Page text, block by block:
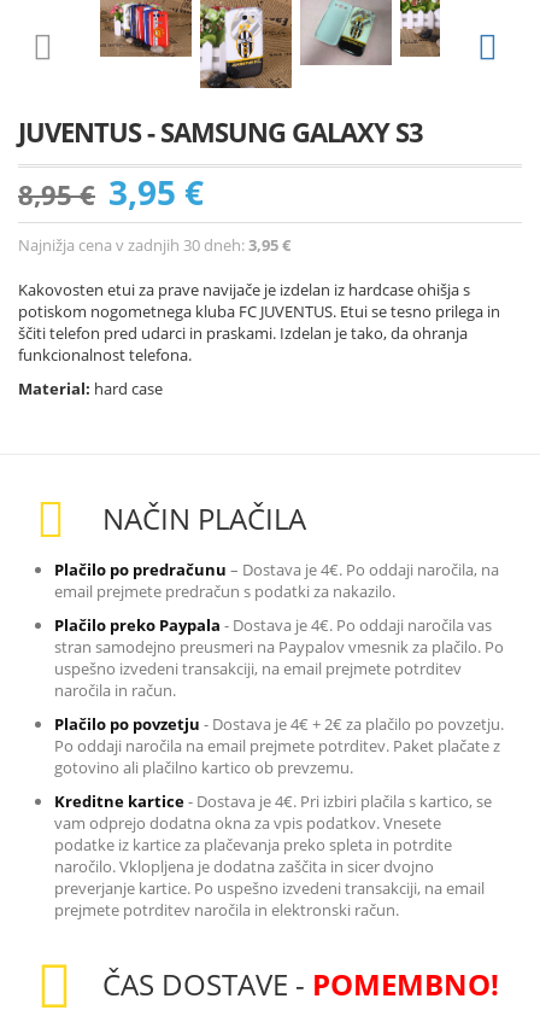
JUVENTUS - SAMSUNG GALAXY S3
8,95 € 3,95 €
Najnižja cena v zadnjih 30 dneh:3,95 €
Kakovosten etui za prave navijače je izdelan iz hardcase ohišja s
potiskom nogometnega kluba FC JUVENTUS. Etui se tesno prilega in
ščiti telefon pred udarci in praskami. Izdelan je tako, da ohranja
funkcionalnost telefona.
Material: hard case
NAČIN PLAČILA
Plačilo po predračunu – Dostava je 4€. Po oddaji naročila, na
email prejmete predračun s podatki za nakazilo.
Plačilo preko Paypala - Dostava je 4€. Po oddaji naročila vas
stran samodejno preusmeri na Paypalov vmesnik za plačilo. Po
uspešno izvedeni transakciji, na email prejmete potrditev
naročila in račun.
Plačilo po povzetju - Dostava je 4€ + 2€ za plačilo po povzetju.
Po oddaji naročila na email prejmete potrditev. Paket plačate z
gotovino ali plačilno kartico ob prevzemu.
Kreditne kartice- Dostava je 4€. Pri izbiri plačila s kartico, se
vam odprejo dodatna okna za vpis podatkov. Vnesete
podatke iz kartice za plačevanja preko spleta in potrdite
naročilo. Vklopljena je dodatna zaščita in sicer dvojno
preverjanje kartice. Po uspešno izvedeni transakciji, na email
prejmete potrditev naročila in elektronski račun.
ČAS DOSTAVE - POMEMBNO!